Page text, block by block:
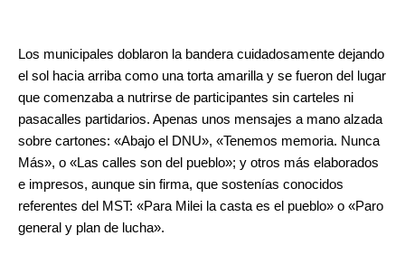
Los municipales doblaron la bandera cuidadosamente dejando
el sol hacia arriba como una torta amarilla y se fueron del lugar
que comenzaba a nutrirse de participantes sin carteles ni
pasacalles partidarios. Apenas unos mensajes a mano alzada
sobre cartones: «Abajo el DNU», «Tenemos memoria. Nunca
Más», o «Las calles son del pueblo»; y otros más elaborados
e impresos, aunque sin firma, que sostenías conocidos
referentes del MST: «Para Milei la casta es el pueblo» o «Paro
general y plan de lucha».